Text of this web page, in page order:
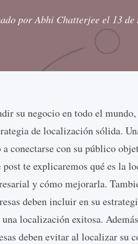
por Abhi Chatterjee el 13 de
su negocio en todo el
de localización sólida.
a conectarse con su público
post te explicaremos qué es la
y cómo mejorarla.
deben incluir en su
localización exitosa.
deben evitar al localizar su